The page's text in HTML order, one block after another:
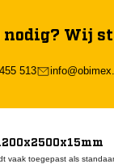
nodig? Wij
513
vaak toegepast als